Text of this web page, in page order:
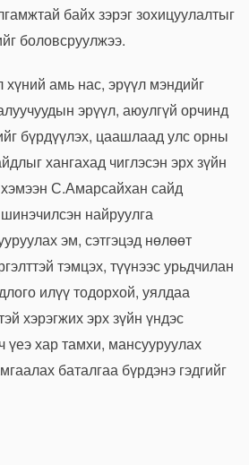
байх зэрэг зохицуулалтыг
боловсруулжээ.
хүний амь нас, эрүүл мэндийг
эрүүл, аюулгүй орчинд
бүрдүүлэх, цаашлаад улс орны
хангахад чиглэсэн эрх зүйн
С.Амарсайхан сайд
найруулга
эм, сэтгэцэд нөлөөт
тэмцэх, түүнээс урьдчилан
илүү тодорхой, уялдаа
хэрэгжих эрх зүйн үндэс
үеэ хар тамхи, мансууруулах
баталгаа бүрдэнэ гэдгийг